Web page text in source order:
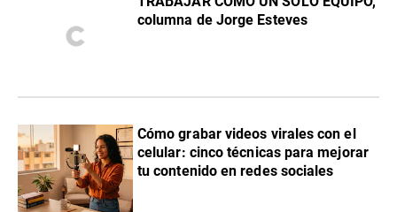
columna de Jorge Esteves
Cómo grabar videos virales con el
celular: cinco técnicas para mejorar
tu contenido en redes sociales